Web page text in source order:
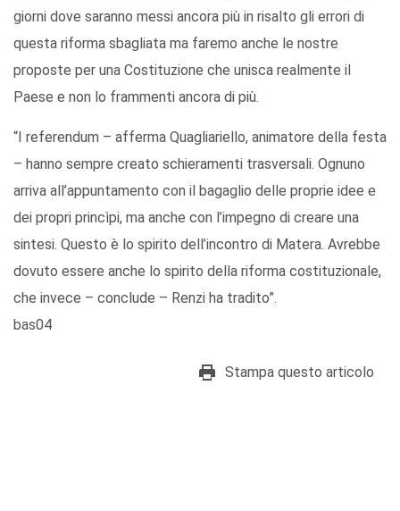
giorni dove saranno messi ancora più in risalto gli errori di
questa riforma sbagliata ma faremo anche le nostre
proposte per una Costituzione che unisca realmente il
Paese e non lo frammenti ancora di più.
“I referendum – afferma Quagliariello, animatore della festa
– hanno sempre creato schieramenti trasversali. Ognuno
arriva all’appuntamento con il bagaglio delle proprie idee e
dei propri princìpi, ma anche con l’impegno di creare una
sintesi. Questo è lo spirito dell’incontro di Matera. Avrebbe
dovuto essere anche lo spirito della riforma costituzionale,
che invece – conclude – Renzi ha tradito”.
bas04
Stampa questo articolo